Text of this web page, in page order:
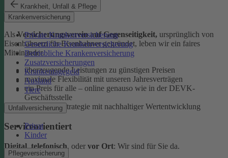
Krankheit, Unfall & Pflege
Krankenversicherung
Private Krankenversicherung
Gesetzliche Krankenversicherung
Betriebliche Krankenversicherung
Zusatzversicherungen
Krankentagegeld
Ausland
Tiere
Unfallversicherung
Privat
Kinder
Pflegeversicherung
Ehrlich
AlsVersicherungsverein auf Gegenseitigkeit, ursprünglich von
Eisenbahnern für Eisenbahner gegründet, leben wir ein faires
Miteinander.
überzeugende Leistungen zu günstigen Preisen
maximale Flexibilität mit unseren Jahresverträgen
ein Preis für alle – online genauso wie in der DEVK-
Geschäftsstelle
faire Anlagestrategie mit nachhaltiger Wertentwicklung
Serviceorientiert
Digital,telefonisch, oder vor Ort: Wir sind für Sie da.